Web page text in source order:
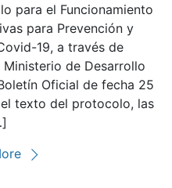
para el Funcionamiento
para Prevención y
19, a través de
de Desarrollo
Oficial de fecha 25
texto del protocolo, las